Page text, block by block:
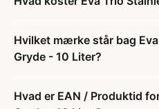
Hvilket mærke står bag
Gryde - 10 Liter?
Hvad er EAN / Produktid